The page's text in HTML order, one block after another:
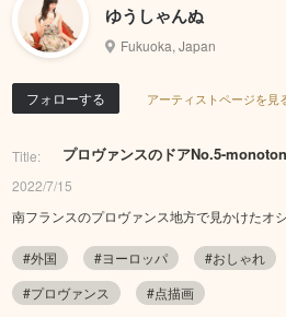
ゆうしゃんぬ
Fukuoka, Japan
フォローする アーティストページを見
Title: プロヴァンスのドアNo.5-
2022/7/15
南フランスのプロヴァンス地方で見かけたオ
#外国 #ヨーロッパ #おしゃれ
#プロヴァンス
#点描画